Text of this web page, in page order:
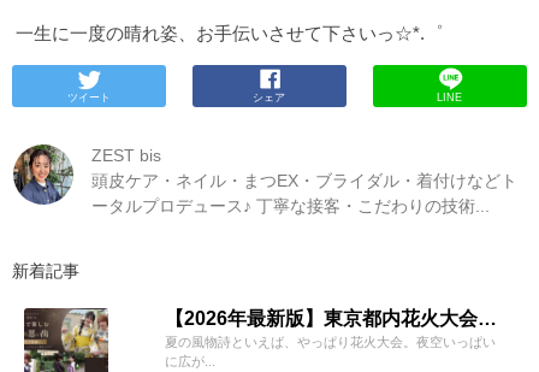
一生に一度の晴れ姿、お手伝いさせて下さいっ☆*.゜
ツイート シェア LINE
ZEST bis
頭皮ケア・ネイル・まつEX・ブライダル・着付けなどト
ータルプロデュース♪ 丁寧な接客・こだわりの技術...
新着記事
【2026年最新版】東京都内花火大会まとめ｜浴衣着付け・ヘアセットならZESTへ
夏の風物詩といえば、やっぱり花火大会。夜空いっぱい
に広が...